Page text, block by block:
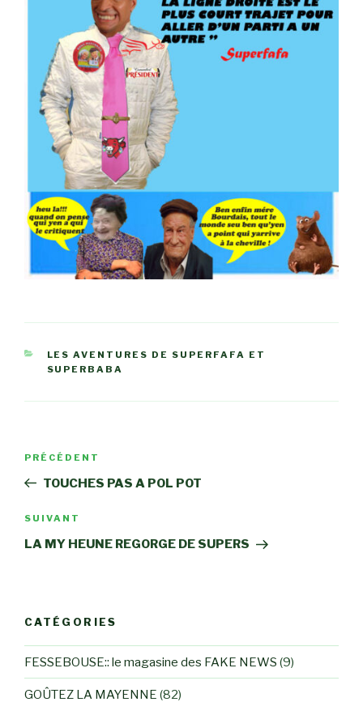
CATÉGORIES
LES AVENTURES DE SUPERFAFA ET
SUPERBABA
Navigation
l’article
Article
précédent
PRÉCÉDENT
TOUCHES PAS A POL POT
Article
suivant
SUIVANT
LA MY HEUNE REGORGE DE SUPERS
CATÉGORIES
FESSEBOUSE:: le magasine des FAKE NEWS (9)
GOÛTEZ LA MAYENNE (82)